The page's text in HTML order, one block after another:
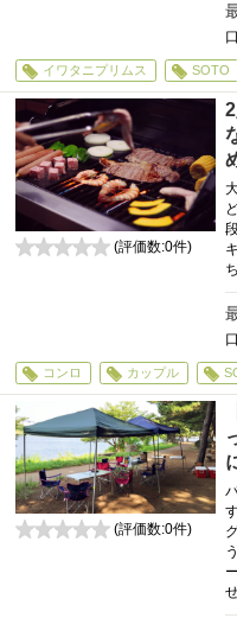
イワタニプリムス SOTO
(評価数:0件)
コンロ カップル
(評価数:0件)